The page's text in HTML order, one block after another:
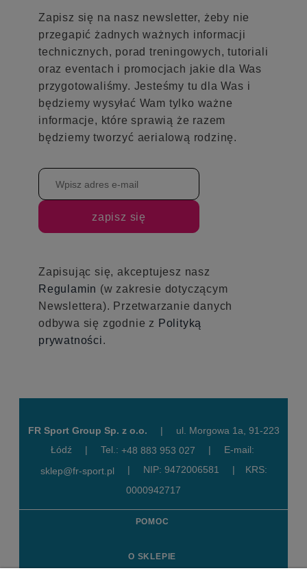
Zapisz się na nasz newsletter, żeby nie
przegapić żadnych ważnych informacji
technicznych, porad treningowych, tutoriali
oraz eventach i promocjach jakie dla Was
przygotowaliśmy. Jesteśmy tu dla Was i
będziemy wysyłać Wam tylko ważne
informacje, które sprawią że razem
będziemy tworzyć aerialową rodzinę.
zapisz się
Zapisując się, akceptujesz nasz
Regulamin (w zakresie dotyczącym
Newslettera). Przetwarzanie danych
odbywa się zgodnie z Polityką
prywatności.
FR Sport Group Sp. z o.o. |
ul. Morgowa 1a, 91-223
Łódź
| Tel.: +48 883 953 027 |
E-mail:
sklep@fr-sport.pl
| NIP: 9472006581 |
KRS:
0000942717
POMOC
O SKLEPIE